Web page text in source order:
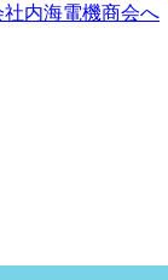
内海電機商会へ